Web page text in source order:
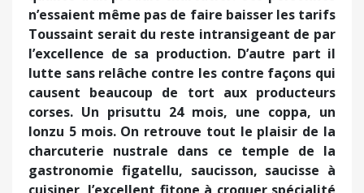
n’essaient même pas de faire baisser les tarifs
Toussaint serait du reste intransigeant de par
l’excellence de sa production. D’autre part il
lutte sans relâche contre les contre façons qui
causent beaucoup de tort aux producteurs
corses. Un prisuttu 24 mois, une coppa, un
lonzu 5 mois. On retrouve tout le plaisir de la
charcuterie nustrale dans ce temple de la
gastronomie figatellu, saucisson, saucisse à